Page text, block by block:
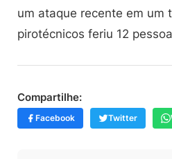
um ataque recente em um
pirotécnicos feriu 12
Compartilhe:
Facebook Twitter